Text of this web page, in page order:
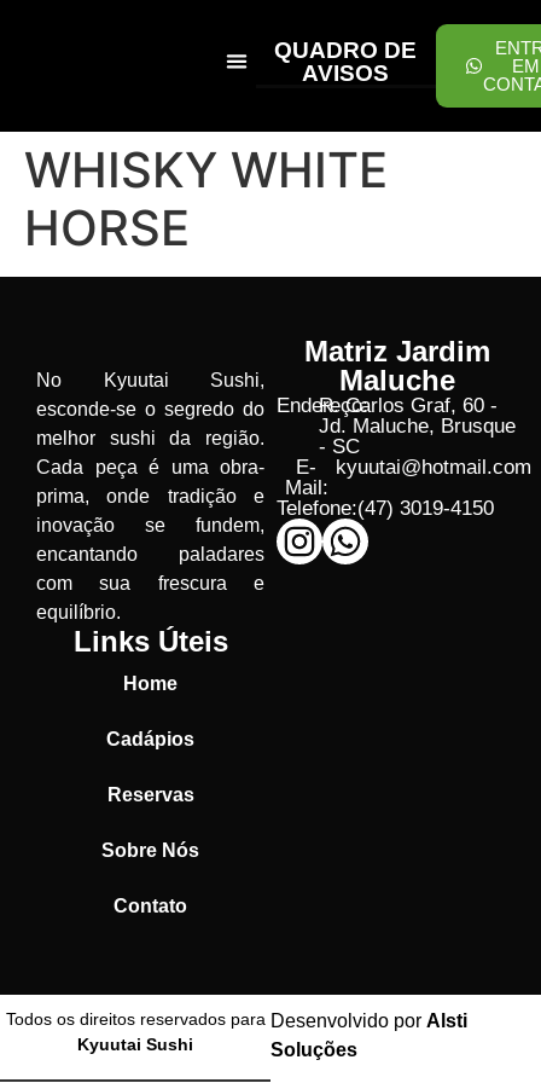
QUADRO DE
AVISOS
EM
WHISKY WHITE
HORSE
No Kyuutai Sushi,
esconde-se o segredo do
melhor sushi da região.
Cada peça é uma obra-
prima, onde tradição e
inovação se fundem,
encantando paladares
com sua frescura e
equilíbrio.
Links Úteis
Home
Cadápios
Reservas
Sobre Nós
Contato
Matriz Jardim
Maluche
Endereço:
R. Carlos Graf, 60 -
Jd. Maluche, Brusque
- SC
E-
Mail:
kyuutai@hotmail.com
Telefone:(47) 3019-4150
Todos os direitos reservados para
Kyuutai Sushi
Desenvolvido por Alsti
Soluções